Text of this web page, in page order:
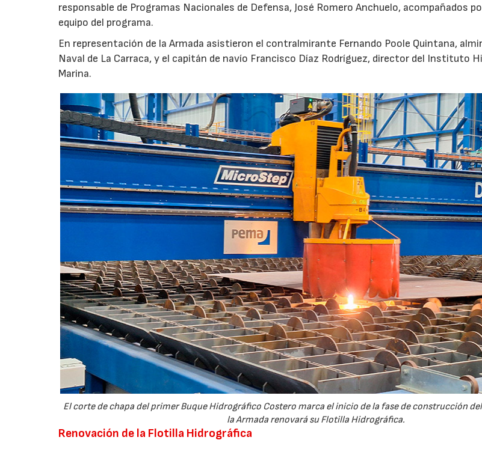
responsable de Programas Nacionales de Defensa, José Romero Anchuelo, acompañados
equipo del programa.
En representación de la Armada asistieron el contralmirante Fernando Poole Quintana,
Naval de La Carraca, y el capitán de navío Francisco Díaz Rodríguez, director del Instituto
Marina.
El corte de chapa del primer Buque Hidrográfico Costero marca el inicio de la fase de construcción
la Armada renovará su Flotilla Hidrográfica.
Renovación de la Flotilla Hidrográfica